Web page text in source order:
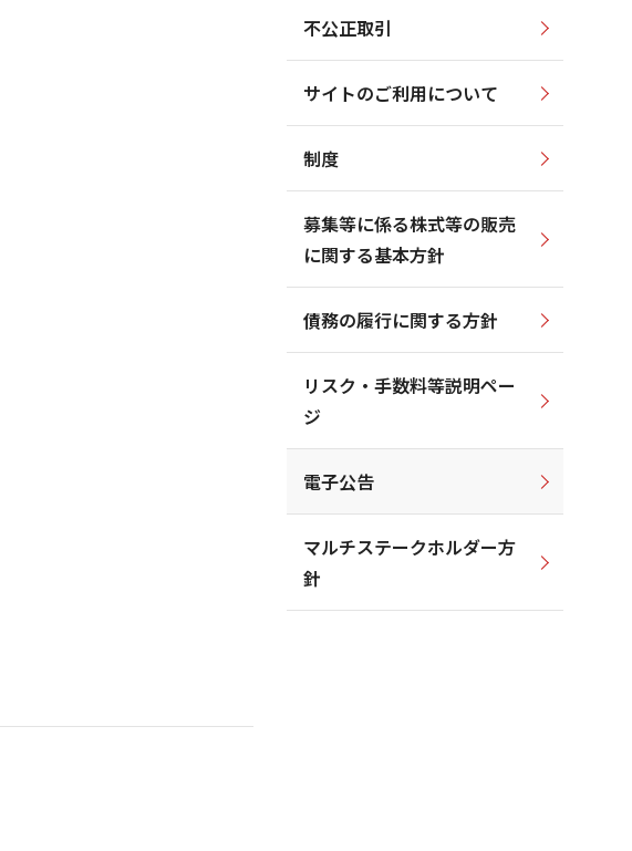
不公正取引
サイトのご利用について
制度
募集等に係る株式等の販売
に関する基本方針
債務の履行に関する方針
リスク・手数料等説明ペー
ジ
電子公告
マルチステークホルダー方
針